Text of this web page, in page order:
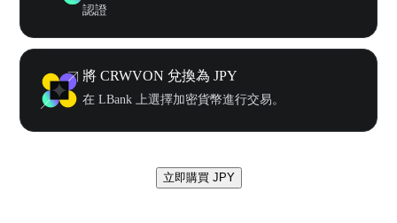
認證
將 CRWVON 兌換為 JPY
在 LBank 上選擇加密貨幣進行交易。
立即購買 JPY